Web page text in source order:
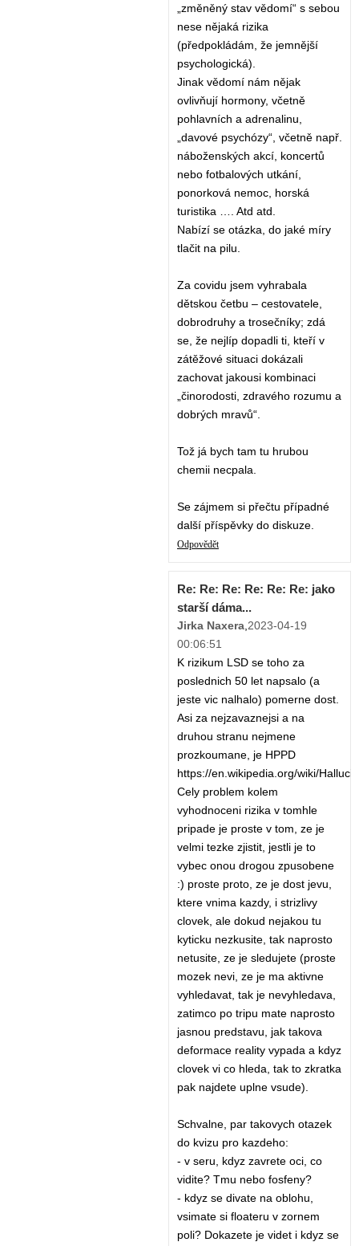
„změněný stav vědomí“ s sebou
nese nějaká rizika
(předpokládám, že jemnější
psychologická).
Jinak vědomí nám nějak
ovlivňují hormony, včetně
pohlavních a adrenalinu,
„davové psychózy“, včetně např.
náboženských akcí, koncertů
nebo fotbalových utkání,
ponorková nemoc, horská
turistika …. Atd atd.
Nabízí se otázka, do jaké míry
tlačit na pilu.
Za covidu jsem vyhrabala
dětskou četbu – cestovatele,
dobrodruhy a trosečníky; zdá
se, že nejlíp dopadli ti, kteří v
zátěžové situaci dokázali
zachovat jakousi kombinaci
„činorodosti, zdravého rozumu a
dobrých mravů“.
Tož já bych tam tu hrubou
chemii necpala.
Se zájmem si přečtu případné
další příspěvky do diskuze.
Odpovědět
Re: Re: Re: Re: Re: Re: jako
starší dáma...
Jirka Naxera 2023-04-19
00:06:51
K rizikum LSD se toho za
poslednich 50 let napsalo (a
jeste vic nalhalo) pomerne dost.
Asi za nejzavaznejsi a na
druhou stranu nejmene
prozkoumane, je HPPD
https://en.wikipedia.org/wiki/
Cely problem kolem
vyhodnoceni rizika v tomhle
pripade je proste v tom, ze je
velmi tezke zjistit, jestli je to
vybec onou drogou zpusobene
:) proste proto, ze je dost jevu,
ktere vnima kazdy, i strizlivy
clovek, ale dokud nejakou tu
kyticku nezkusite, tak naprosto
netusite, ze je sledujete (proste
mozek nevi, ze je ma aktivne
vyhledavat, tak je nevyhledava,
zatimco po tripu mate naprosto
jasnou predstavu, jak takova
deformace reality vypada a kdyz
clovek vi co hleda, tak to zkratka
pak najdete uplne vsude).
Schvalne, par takovych otazek
do kvizu pro kazdeho:
- v seru, kdyz zavrete oci, co
vidite? Tmu nebo fosfeny?
- kdyz se divate na oblohu,
vsimate si floateru v zornem
poli? Dokazete je videt i kdyz se